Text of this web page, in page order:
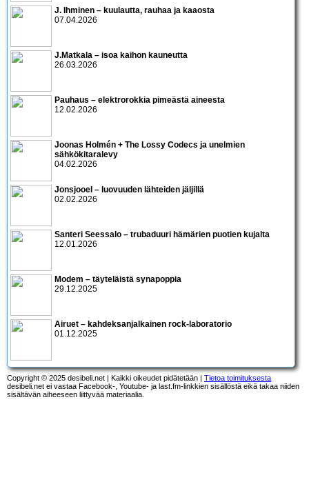
J. Ihminen – kuulautta, rauhaa ja kaaosta
07.04.2026
J.Matkala – isoa kaihon kauneutta
26.03.2026
Pauhaus – elektrorokkia pimeästä aineesta
12.02.2026
Joonas Holmén + The Lossy Codecs ja unelmien
sähkökitaralevy
04.02.2026
Jonsjooel – luovuuden lähteiden jäljillä
02.02.2026
Santeri Seessalo – trubaduuri hämärien puotien kujalta
12.01.2026
Modem – täyteläistä synapoppia
29.12.2025
Airuet – kahdeksanjalkainen rock-laboratorio
01.12.2025
Copyright © 2025 desibeli.net | Kaikki oikeudet pidätetään | Tietoa toimituksesta
desibeli.net ei vastaa Facebook-, Youtube- ja last.fm-linkkien sisällöstä eikä takaa niiden
sisältävän aiheeseen liittyvää materiaalia.